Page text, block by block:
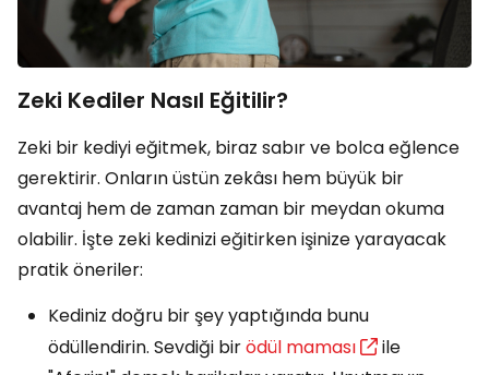
Zeki Kediler Nasıl Eğitilir?
Zeki bir kediyi eğitmek, biraz sabır ve bolca eğlence
gerektirir. Onların üstün zekâsı hem büyük bir
avantaj hem de zaman zaman bir meydan okuma
olabilir. İşte zeki kedinizi eğitirken işinize yarayacak
pratik öneriler:
Kediniz doğru bir şey yaptığında bunu
ödüllendirin. Sevdiği birödül maması
ile